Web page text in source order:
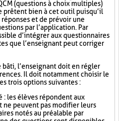
(questions à choix multiples)
prêtent bien à cet outil puisqu’il
et de prévoir une
par l’application. Par
d’intégrer aux questionnaires
que l’enseignant peut corriger
l’enseignant doit en régler
Il doit notamment choisir le
trois options suivantes :
: les élèves répondent aux
ne peuvent pas modifier leurs
notés au préalable par